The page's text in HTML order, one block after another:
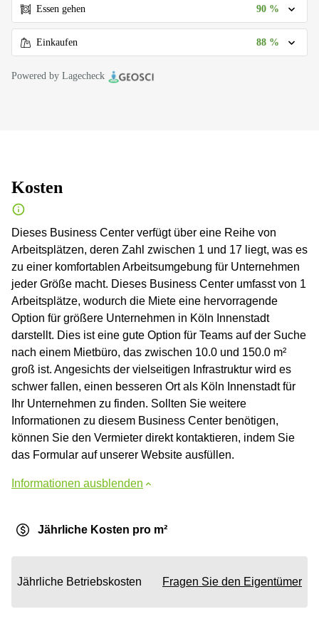
Essen gehen 90 %
Einkaufen 88 %
Powered by Lagecheck
Kosten
Dieses Business Center verfügt über eine Reihe von
Arbeitsplätzen, deren Zahl zwischen 1 und 17 liegt, was es
zu einer komfortablen Arbeitsumgebung für Unternehmen
jeder Größe macht. Dieses Business Center umfasst von 1
Arbeitsplätze, wodurch die Miete eine hervorragende
Option für größere Unternehmen in Köln Innenstadt
darstellt. Dies ist eine gute Option für Teams auf der Suche
nach einem Mietbüro, das zwischen 10.0 und 150.0 m²
groß ist. Angesichts der vielseitigen Infrastruktur wird es
schwer fallen, einen besseren Ort als Köln Innenstadt für
Ihr Unternehmen zu finden. Sollten Sie weitere
Informationen zu diesem Business Center benötigen,
können Sie den Vermieter direkt kontaktieren, indem Sie
das Formular auf unserer Website ausfüllen.
Informationen ausblenden
Jährliche Kosten pro m²
Jährliche Betriebskosten Fragen Sie den Eigentümer